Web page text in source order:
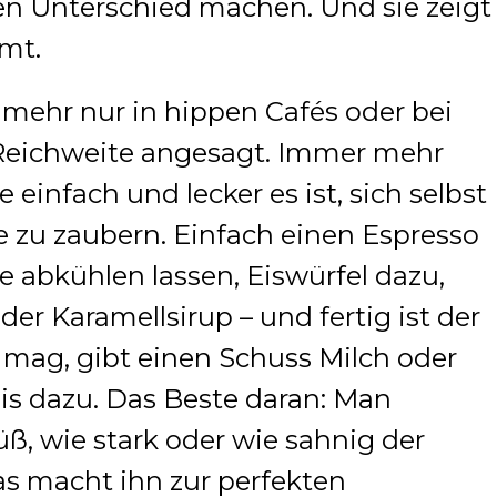
Unterschied machen. Und sie zeigt
nur in hippen Cafés oder bei
angesagt. Immer mehr
einfach und lecker es ist, sich selbst
zaubern. Einfach einen Espresso
abkühlen lassen, Eiswürfel dazu,
Karamellsirup – und fertig ist der
gibt einen Schuss Milch oder
dazu. Das Beste daran: Man
wie stark oder wie sahnig der
macht ihn zur perfekten